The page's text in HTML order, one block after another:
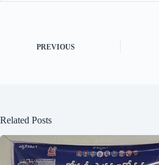
PREVIOUS
Related Posts